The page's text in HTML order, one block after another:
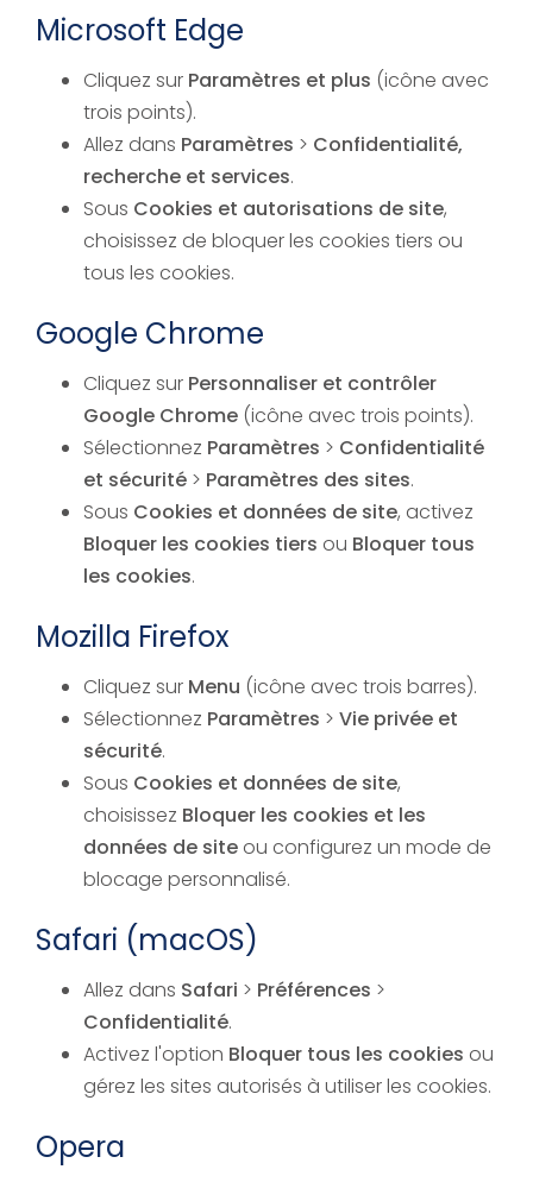
Microsoft Edge
Cliquez sur Paramètres et plus (icône avec
trois points).
Allez dans Paramètres > Confidentialité,
recherche et services.
Sous Cookies et autorisations de site,
choisissez de bloquer les cookies tiers ou
tous les cookies.
Google Chrome
Cliquez sur Personnaliser et contrôler
Google Chrome (icône avec trois points).
Sélectionnez Paramètres > Confidentialité
et sécurité > Paramètres des sites.
Sous Cookies et données de site, activez
Bloquer les cookies tiers ou Bloquer tous
les cookies.
Mozilla Firefox
Cliquez sur Menu (icône avec trois barres).
Sélectionnez Paramètres > Vie privée et
sécurité.
Sous Cookies et données de site,
choisissez Bloquer les cookies et les
données de site ou configurez un mode de
blocage personnalisé.
Safari (macOS)
Allez dans Safari > Préférences >
Confidentialité.
Activez l'option Bloquer tous les cookies ou
gérez les sites autorisés à utiliser les cookies.
Opera